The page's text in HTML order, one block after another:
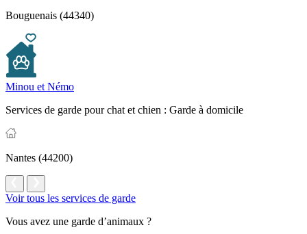
Bouguenais (44340)
Minou et Némo
Services de garde pour chat et chien : Garde à domicile
Nantes (44200)
Voir tous les services de garde
Vous avez une garde d’animaux ?